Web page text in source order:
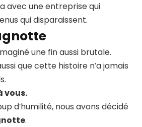
avec une entreprise qui
qui disparaissent.
une fin aussi brutale.
que cette histoire n’a jamais
vous.
d’humilité, nous avons décidé
.